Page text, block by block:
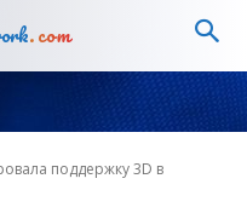
.com
поддержку 3D в